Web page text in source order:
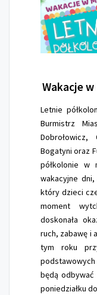
Wakacjew
Letnie
Burmistrz
Bogatyni oraz
półkolonie w
wakacyjne
który dzieci
moment
doskonała
ruch, zabawę i
tym roku
będą
poniedziałku